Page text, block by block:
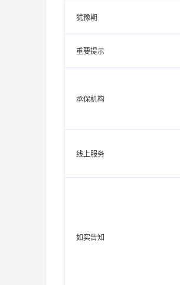
犹豫期
重要提示
承保机构
线上服务
如实告知